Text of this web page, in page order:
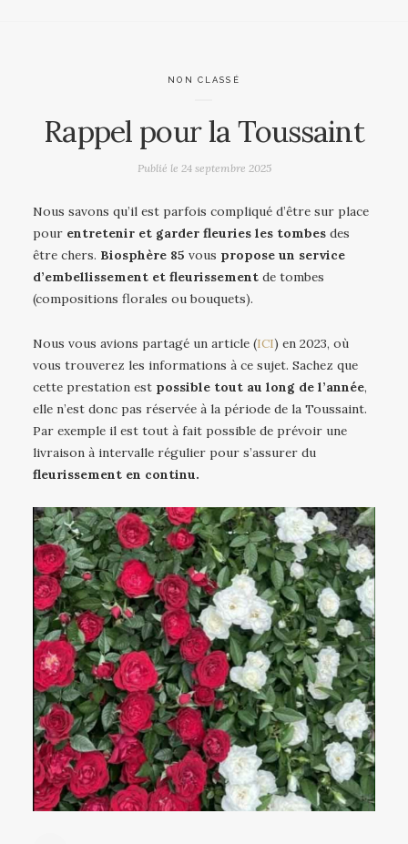
NON CLASSÉ
Rappel pour la Toussaint
Publié le 24 septembre 2025
Nous savons qu’il est parfois compliqué d’être sur place
pour entretenir et garder fleuries les tombes des
être chers. Biosphère 85 vous propose un service
d’embellissement et fleurissement de tombes
(compositions florales ou bouquets).
Nous vous avions partagé un article (ICI) en 2023, où
vous trouverez les informations à ce sujet. Sachez que
cette prestation est possible tout au long de l’année,
elle n’est donc pas réservée à la période de la Toussaint.
Par exemple il est tout à fait possible de prévoir une
livraison à intervalle régulier pour s’assurer du
fleurissement en continu.